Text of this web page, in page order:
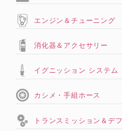
エンジン＆チューニング
消化器＆アクセサリー
イグニッション システム
カシメ・手組ホース
トランスミッション＆デフ